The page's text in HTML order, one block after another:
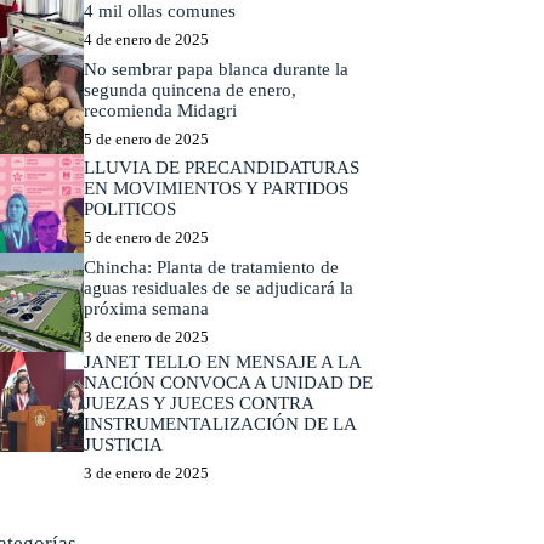
4 mil ollas comunes
4 de enero de 2025
No sembrar papa blanca durante la
segunda quincena de enero,
recomienda Midagri
5 de enero de 2025
LLUVIA DE PRECANDIDATURAS
EN MOVIMIENTOS Y PARTIDOS
POLITICOS
5 de enero de 2025
Chincha: Planta de tratamiento de
aguas residuales de se adjudicará la
próxima semana
3 de enero de 2025
JANET TELLO EN MENSAJE A LA
NACIÓN CONVOCA A UNIDAD DE
JUEZAS Y JUECES CONTRA
INSTRUMENTALIZACIÓN DE LA
JUSTICIA
3 de enero de 2025